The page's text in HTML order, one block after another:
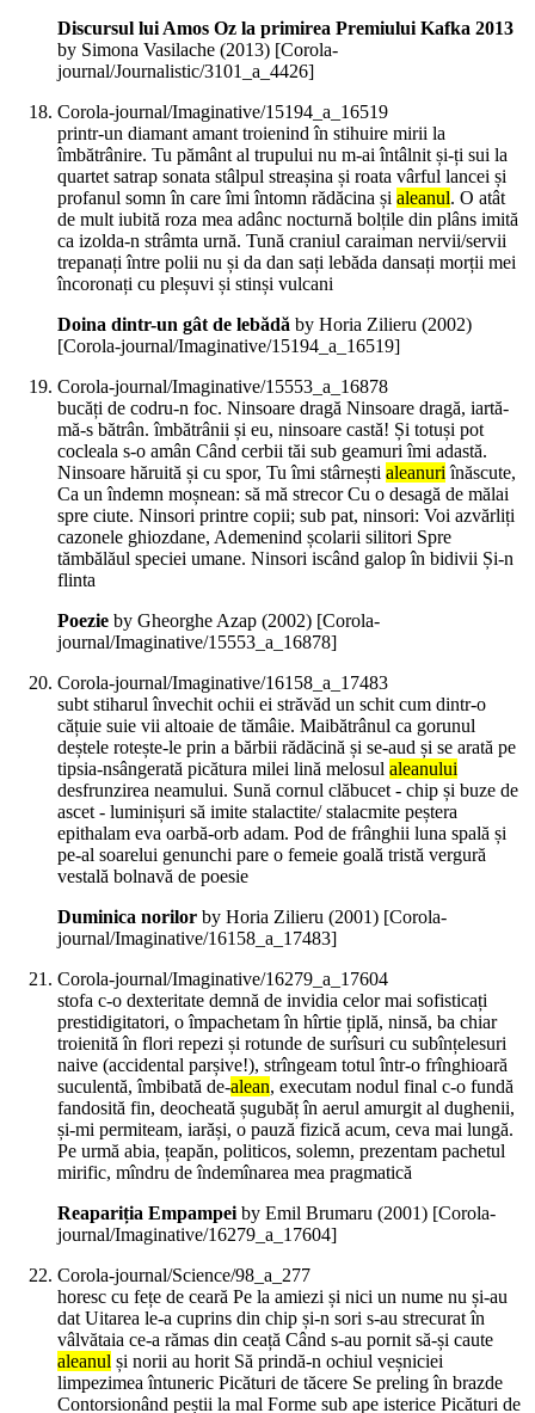
Discursul lui Amos Oz la primirea Premiului Kafka 2013
by Simona Vasilache (2013) [Corola-
journal/Journalistic/3101_a_4426]
Corola-journal/Imaginative/15194_a_16519
printr-un diamant amant troienind în stihuire mirii la
îmbătrânire. Tu pământ al trupului nu m-ai întâlnit și-ți sui la
quartet satrap sonata stâlpul streașina și roata vârful lancei și
profanul somn în care îmi întomn rădăcina și aleanul. O atât
de mult iubită roza mea adânc nocturnă bolțile din plâns imită
ca izolda-n strâmta urnă. Tună craniul caraiman nervii/servii
trepanați între polii nu și da dan sați lebăda dansați morții mei
încoronați cu pleșuvi și stinși vulcani
Doina dintr-un gât de lebădă by Horia Zilieru (2002)
[Corola-journal/Imaginative/15194_a_16519]
Corola-journal/Imaginative/15553_a_16878
bucăți de codru-n foc. Ninsoare dragă Ninsoare dragă, iartă-
mă-s bătrân. îmbătrânii și eu, ninsoare castă! Și totuși pot
cocleala s-o amân Când cerbii tăi sub geamuri îmi adastă.
Ninsoare hăruită și cu spor, Tu îmi stârnești aleanuriînăscute,
Ca un îndemn moșnean: să mă strecor Cu o desagă de mălai
spre ciute. Ninsori printre copii; sub pat, ninsori: Voi azvărliți
cazonele ghiozdane, Ademenind școlarii silitori Spre
tămbălăul speciei umane. Ninsori iscând galop în bidivii Și-n
flinta
Poezie by Gheorghe Azap (2002) [Corola-
journal/Imaginative/15553_a_16878]
Corola-journal/Imaginative/16158_a_17483
subt stiharul învechit ochii ei străvăd un schit cum dintr-o
cățuie suie vii altoaie de tămâie. Maibătrânul ca gorunul
deștele rotește-le prin a bărbii rădăcină și se-aud și se arată pe
tipsia-nsângerată picătura milei lină melosul aleanului
desfrunzirea neamului. Sună cornul clăbucet - chip și buze de
ascet - luminișuri să imite stalactite/ stalacmite peștera
epithalam eva oarbă-orb adam. Pod de frânghii luna spală și
pe-al soarelui genunchi pare o femeie goală tristă vergură
vestală bolnavă de poesie
Duminica norilor by Horia Zilieru (2001) [Corola-
journal/Imaginative/16158_a_17483]
Corola-journal/Imaginative/16279_a_17604
stofa c-o dexteritate demnă de invidia celor mai sofisticați
prestidigitatori, o împachetam în hîrtie țiplă, ninsă, ba chiar
troienită în flori repezi și rotunde de surîsuri cu subînțelesuri
naive (accidental parșive!), strîngeam totul într-o frînghioară
suculentă, îmbibată de-alean, executam nodul final c-o fundă
fandosită fin, deocheată șugubăț în aerul amurgit al dughenii,
și-mi permiteam, iarăși, o pauză fizică acum, ceva mai lungă.
Pe urmă abia, țeapăn, politicos, solemn, prezentam pachetul
mirific, mîndru de îndemînarea mea pragmatică
Reapariția Empampeiby Emil Brumaru (2001) [Corola-
journal/Imaginative/16279_a_17604]
Corola-journal/Science/98_a_277
horesc cu fețe de ceară Pe la amiezi și nici un nume nu și-au
dat Uitarea le-a cuprins din chip și-n sori s-au strecurat în
vâlvătaia ce-a rămas din ceață Când s-au pornit să-și caute
aleanul și norii au horit Să prindă-n ochiul veșniciei
limpezimea întuneric Picături de tăcere Se preling în brazde
Contorsionând peștii la mal Forme sub ape isterice Picături de